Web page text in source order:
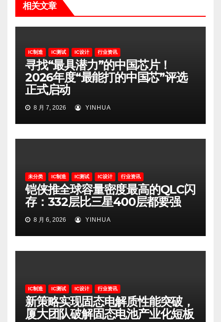
相关文章
IC制造 IC测试 IC设计 行业资讯
寻找“最具潜力”的中国芯片！
2026年度“最能打的中国芯”评选
正式启动
8 月 7, 2026 YINHUA
未分类 IC制造 IC测试 IC设计 行业资讯
铠侠推全球容量密度最高的QLC闪
存：332层比三星400层都要强
8 月 6, 2026 YINHUA
IC制造 IC测试 IC设计 行业资讯
新策略实现固态电解质性能突破，
厦大团队破解固态电池产业化短板